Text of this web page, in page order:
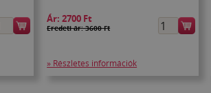
Ár:2700 Ft
Eredeti ár: 3600 Ft
» Részletes információk